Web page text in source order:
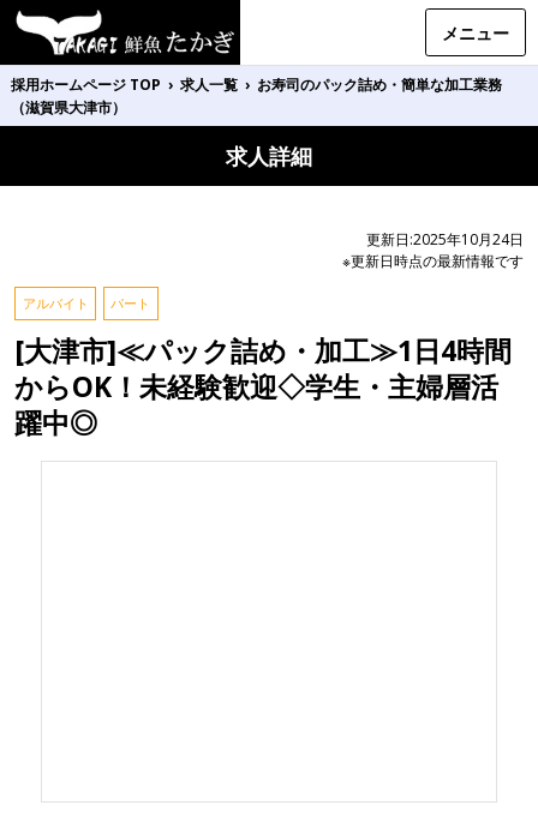
メニュー
採用ホームページ TOP › 求人一覧 › お寿司のパック詰め・簡単な加工業務
（滋賀県大津市）
求人詳細
更新日:2025年10月24日
※更新日時点の最新情報です
アルバイト パート
[大津市]≪パック詰め・加工≫1日4時間
からOK！未経験歓迎◇学生・主婦層活
躍中◎